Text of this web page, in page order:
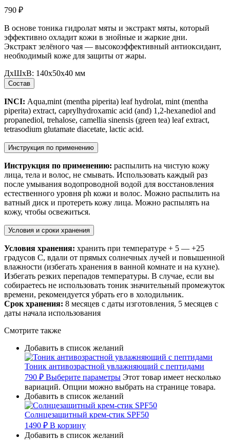
790 ₽
В основе тоника гидролат мяты и экстракт мяты, который
эффективно охладит кожи в знойные и жаркие дни.
Экстракт зелёного чая — высокоэффективный антиоксидант,
необходимый коже для защиты от жары.
ДxШxВ: 140x50x40 мм
Состав
INCI: Aqua,mint (mentha piperita) leaf hydrolat, mint (mentha
piperita) extract, caprylhydroxamic acid (and) 1,2-hexanediol and
propanediol, trehalose, сamellia sinensis (green tea) leaf extract,
tetrasodium glutamate diacetate, lactic acid.
Инструкция по применению
Инструкция по применению: распылить на чистую кожу
лица, тела и волос, не смывать. Использовать каждый раз
после умывания водопроводной водой для восстановления
естественного уровня ph кожи и волос. Можно распылить на
ватный диск и протереть кожу лица. Можно распылять на
кожу, чтобы освежиться.
Условия и сроки хранения
Условия хранения: хранить при температуре + 5 — +25
градусов С, вдали от прямых солнечных лучей и повышенной
влажности (избегать хранения в ванной комнате и на кухне).
Избегать резких перепадов температуры. В случае, если вы
собираетесь не использовать тоник значительный промежуток
времени, рекомендуется убрать его в холодильник.
Срок хранения: 8 месяцев с даты изготовления, 5 месяцев с
даты начала использования
Смотрите также
Добавить в список желаний
Тоник антивозрастной увлажняющий с пептидами
790 ₽ Выберите параметры Этот товар имеет несколько
вариаций. Опции можно выбрать на странице товара.
Добавить в список желаний
Солнцезащитный крем-стик SPF50
1490 ₽ В корзину
Добавить в список желаний